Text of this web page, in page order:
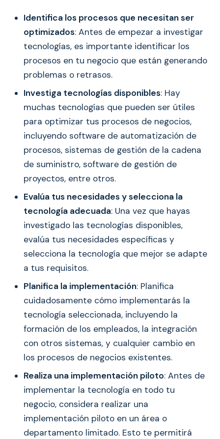
Identifica los procesos que necesitan ser
optimizados: Antes de empezar a investigar
tecnologías, es importante identificar los
procesos en tu negocio que están generando
problemas o retrasos.
Investiga tecnologías disponibles: Hay
muchas tecnologías que pueden ser útiles
para optimizar tus procesos de negocios,
incluyendo software de automatización de
procesos, sistemas de gestión de la cadena
de suministro, software de gestión de
proyectos, entre otros.
Evalúa tus necesidades y selecciona la
tecnología adecuada: Una vez que hayas
investigado las tecnologías disponibles,
evalúa tus necesidades específicas y
selecciona la tecnología que mejor se adapte
a tus requisitos.
Planifica la implementación: Planifica
cuidadosamente cómo implementarás la
tecnología seleccionada, incluyendo la
formación de los empleados, la integración
con otros sistemas, y cualquier cambio en
los procesos de negocios existentes.
Realiza una implementación piloto: Antes de
implementar la tecnología en todo tu
negocio, considera realizar una
implementación piloto en un área o
departamento limitado. Esto te permitirá